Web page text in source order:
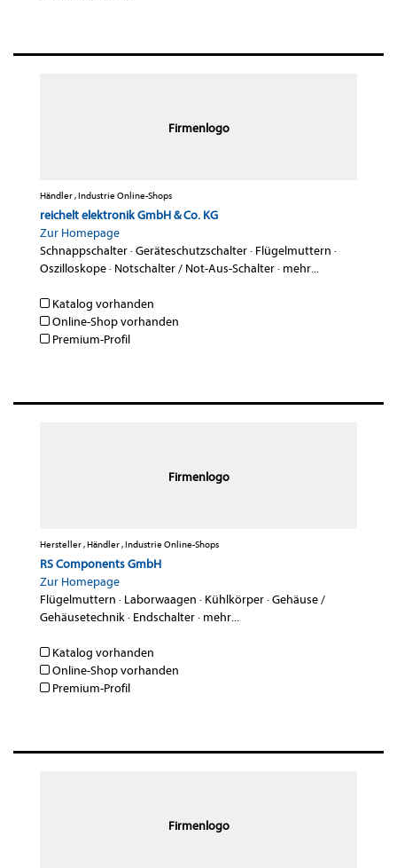
Firmenlogo
Händler , Industrie Online-Shops
reichelt elektronik GmbH & Co. KG
Zur Homepage
Schnappschalter·Geräteschutzschalter· Flügelmuttern ·
Oszilloskope· Notschalter / Not-Aus-Schalter· mehr...
Katalog vorhanden
Online-Shop vorhanden
Premium-Profil
Firmenlogo
Hersteller , Händler , Industrie Online-Shops
RS Components GmbH
Zur Homepage
Flügelmuttern · Laborwaagen · Kühlkörper·Gehäuse /
Gehäusetechnik· Endschalter· mehr...
Katalog vorhanden
Online-Shop vorhanden
Premium-Profil
Firmenlogo